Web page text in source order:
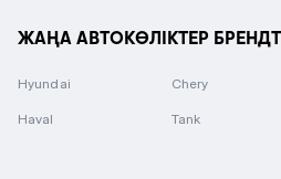
ЖАҢА АВТОКӨЛІКТЕР
Hyundai Chery
Haval Tank